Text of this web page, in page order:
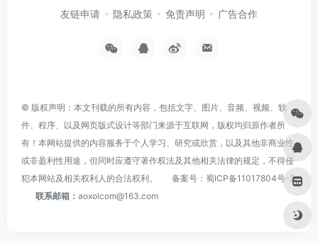
友链申请 隐私政策 免责声明 广告合作
© 版权声明：本文刊载的所有内容，包括文字、图片、音频、视频、软
件、程序、以及网页版式设计等部门来源于互联网，版权均归原作者所
有！本网站提供的内容服务于个人学习、研究或欣赏，以及其他非商业性
或非盈利性用途，但同时应遵守著作权法及其他相关法律的规定，不得侵
犯本网站及相关权利人的合法权利。
备案号： 蜀ICP备11017804号-3
联系邮箱： aoxolcom@163.com